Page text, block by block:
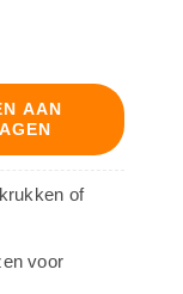
AAN
of
voor